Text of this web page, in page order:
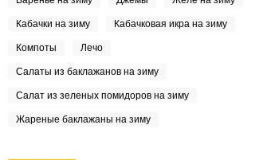
Кабачки на зиму Кабачковая икра на зиму
Компоты Лечо
Салаты из баклажанов на зиму
Салат из зеленых помидоров на зиму
Жареные баклажаны на зиму